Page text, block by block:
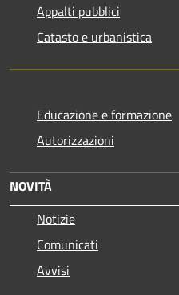
Appalti pubblici
Catasto e urbanistica
Educazione e formazione
Autorizzazioni
NOVITÀ
Notizie
Comunicati
Avvisi